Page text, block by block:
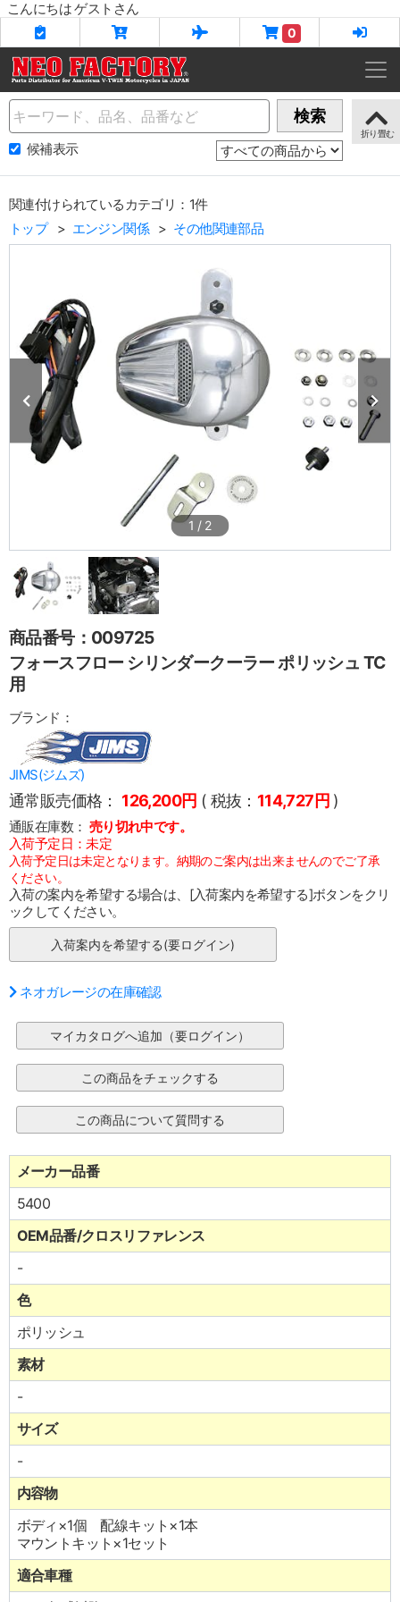
こんにちは ゲストさん
0
Name 検索
候補表示
関連付けられているカテゴリ：1件
トップ
エンジン関係 その他関連部品
1 / 2
商品番号：009725
フォースフロー シリンダークーラー ポリッシュ TC
用
ブランド：
JIMS(ジムズ)
通常販売価格： 126,200円 ( 税抜： 114,727円 )
通販在庫数： 売り切れ中です。
入荷予定日：未定
入荷予定日は未定となります。納期のご案内は出来ませんのでご了承
ください。
入荷の案内を希望する場合は、[入荷案内を希望する]ボタンをクリ
ックしてください。
ネオガレージの在庫確認
メーカー品番
5400
OEM品番/クロスリファレンス
-
色
ポリッシュ
素材
-
サイズ
-
内容物
ボディ×1個 配線キット×1本
マウントキット×1セット
適合車種